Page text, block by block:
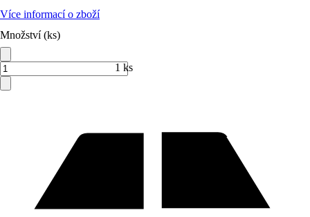
Více informací o zboží
Množství (ks)
1 ks